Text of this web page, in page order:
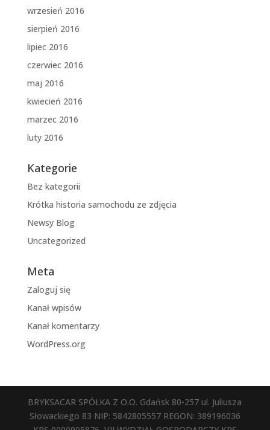
wrzesień 2016
sierpień 2016
lipiec 2016
czerwiec 2016
maj 2016
kwiecień 2016
marzec 2016
luty 2016
Kategorie
Bez kategorii
Krótka historia samochodu ze zdjęcia
Newsy Blog
Uncategorized
Meta
Zaloguj się
Kanał wpisów
Kanał komentarzy
WordPress.org
BRYKSACAR SPÓŁKA Z O.O. Gdańsk 80-257 ul. Juliusza
Słowackiego 83 NIP: 5842805557 REGON: 389196036